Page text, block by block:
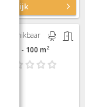
Bekijk
Beschikbaar
12 - 100 m2